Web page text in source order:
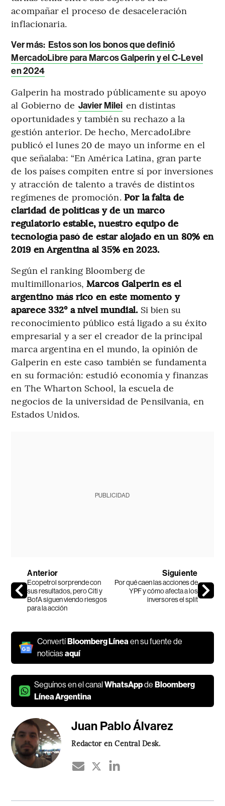
acompañar el proceso de desaceleración
inflacionaria.
Ver más: Estos son los bonos que definió
MercadoLibre para Marcos Galperin y el C-Level
en 2024
Galperin ha mostrado públicamente su apoyo
al Gobierno de Javier Milei en distintas
oportunidades y también su rechazo a la
gestión anterior. De hecho, MercadoLibre
publicó el lunes 20 de mayo un informe en el
que señalaba: “En América Latina, gran parte
de los países compiten entre sí por inversiones
y atracción de talento a través de distintos
regímenes de promoción. Por la falta de
claridad de políticas y de un marco
regulatorio estable, nuestro equipo de
tecnología pasó de estar alojado en un 80% en
2019 en Argentina al 35% en 2023.
Según el ranking Bloomberg de
multimillonarios,Marcos Galperin es el
argentino más rico en este momento y
aparece 332° a nivel mundial. Si bien su
reconocimiento público está ligado a su éxito
empresarial y a ser el creador de la principal
marca argentina en el mundo, la opinión de
Galperin en este caso también se fundamenta
en su formación: estudió economía y finanzas
en The Wharton School, la escuela de
negocios de la universidad de Pensilvania, en
Estados Unidos.
PUBLICIDAD
Anterior
Ecopetrol sorprende con
sus resultados, pero Citi y
BofA siguen viendo riesgos
para la acción
Siguiente
Por qué caen las acciones de
YPF y cómo afecta a los
inversores el split
ConvertíBloomberg Línea en su fuente de
noticiasaquí
Seguínos en el canalWhatsAppdeBloomberg
Línea Argentina
Juan Pablo Álvarez
Redactor en Central Desk.